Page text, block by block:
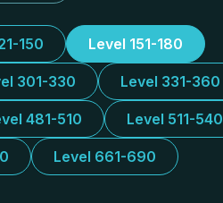
150 Level 151-180
301-330 Level 331-360
481-510 Level 511-540
Level 661-690